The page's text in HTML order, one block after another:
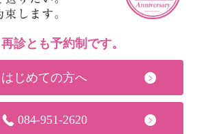
診とも予約制です。
はじめての方へ
084-951-2620